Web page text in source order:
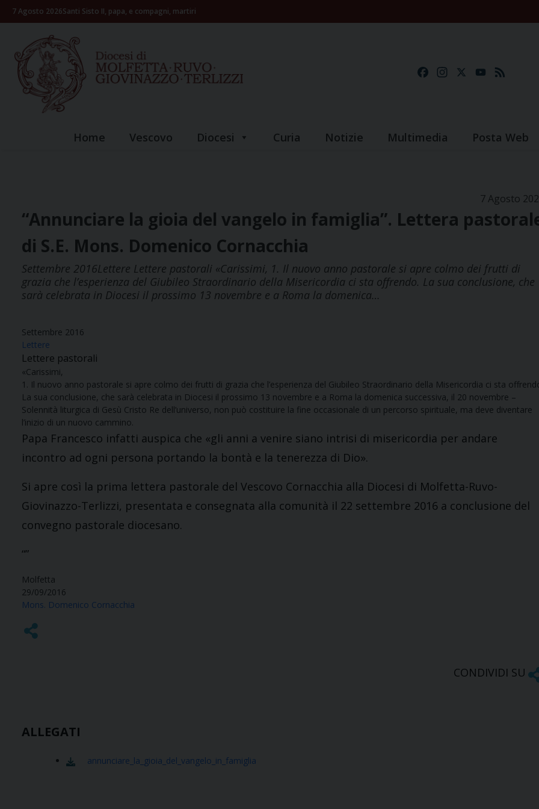
Skip7 Agosto 2026Santi Sisto II, papa, e compagni, martiri
FacebookInstagramYouTube
Home Vescovo Diocesi Curia Notizie Multimedia Posta Web
7 Agosto
“Annunciare la gioia del vangelo in famiglia”. Lettera
di S.E. Mons. Domenico Cornacchia
Settembre 2016Lettere Lettere pastorali «Carissimi, 1. Il nuovo anno pastorale si apre colmo dei frutti di
grazia che l’esperienza del Giubileo Straordinario della Misericordia ci sta offrendo. La sua conclusione, che
sarà celebrata in Diocesi il prossimo 13 novembre e a Roma la domenica…
Settembre 2016
Lettere
Lettere pastorali
«Carissimi,
1. Il nuovo anno pastorale si apre colmo dei frutti di grazia che l’esperienza del Giubileo Straordinario della Misericordia ci sta
La sua conclusione, che sarà celebrata in Diocesi il prossimo 13 novembre e a Roma la domenica successiva, il 20 novembre –
Solennità liturgica di Gesù Cristo Re dell’universo, non può costituire la fine occasionale di un percorso spirituale, ma deve diventare
l’inizio di un nuovo cammino.
Papa Francesco infatti auspica che «gli anni a venire siano intrisi di misericordia per andare
incontro ad ogni persona portando la bontà e la tenerezza di Dio».
Si apre così la prima lettera pastorale del Vescovo Cornacchia alla Diocesi di Molfetta-Ruvo-
Giovinazzo-Terlizzi, presentata e consegnata alla comunità il 22 settembre 2016 a conclusione del
convegno pastorale diocesano.
“”
Molfetta
29/09/2016
Mons. Domenico Cornacchia
CONDIVIDI SU
ALLEGATI
annunciare_la_gioia_del_vangelo_in_famiglia